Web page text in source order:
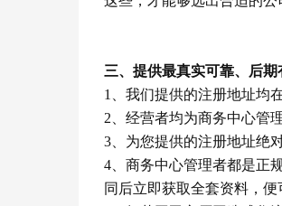
三、提供最真实可靠、后期
1
、我们提供的注册地址均
2 、经营者均为商务中心管
3 、为您提供的注册地址绝
4 、商务中心管理者都是
同后立即获取全套资料，便